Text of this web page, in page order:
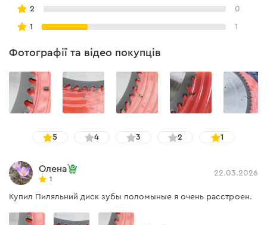
2 0
1 1
Фотографії та відео покупців
5 4 3 2 1
Олена
1
22.03.2026
Купил Пиляльний диск зубы поломыные я очень расстроен.